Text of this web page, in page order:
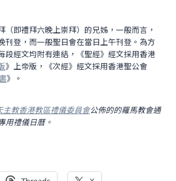
（即禮拜六晚上崇拜）的兄姊，一般而言，
刊登，而一般聖日會在當日上午刊登。為方
段經文均附有連結，《聖經》經文採用香港
》上帝版，《次經》經文採用香港聖公會
》。
主教香港教區禮儀委員會公佈的的羅馬教會通
用禮儀日曆。